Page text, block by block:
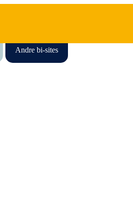
Andre bi-sites